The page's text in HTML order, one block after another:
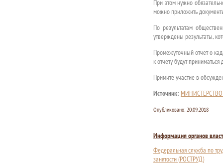
При этом нужно
можно приложить
По результатам
утверждены результаты,
Промежуточный отчет о
к отчету будут
Примите участие в
Источник:
Опубликовано: 20.09.2018
Информация органов
Федеральная служба по
занятости (РОСТРУД)